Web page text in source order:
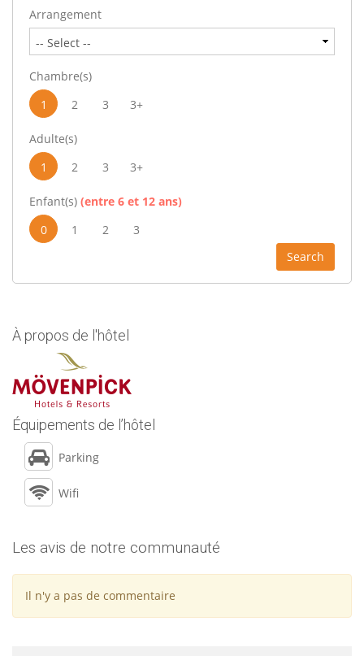
Arrangement
Chambre(s)
1
2 3 3+
Adulte(s)
1
2 3 3+
Enfant(s) (entre 6 et 12 ans)
0
1 2
3
Search
À propos de l'hôtel
Équipements de l’hôtel
Parking
Wifi
Les avis de notre communauté
Il n'y a pas de commentaire